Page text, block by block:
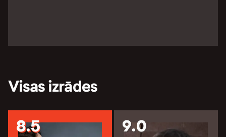
Visas izrādes
8.5 9.0